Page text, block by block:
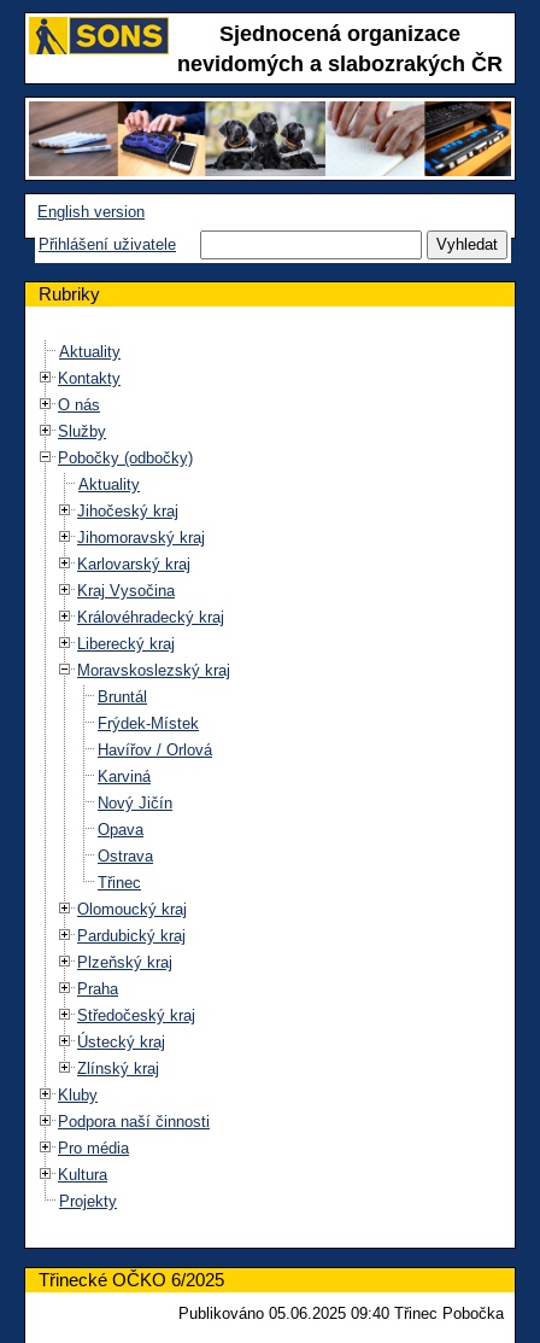
Sjednocená organizace
nevidomých a slabozrakých ČR
English version
Přihlášení uživatele
Rubriky
Aktuality
Kontakty
O nás
Služby
Pobočky (odbočky)
Aktuality
Jihočeský kraj
Jihomoravský kraj
Karlovarský kraj
Kraj Vysočina
Královéhradecký kraj
Liberecký kraj
Moravskoslezský kraj
Bruntál
Frýdek-Místek
Havířov / Orlová
Karviná
Nový Jičín
Opava
Ostrava
Třinec
Olomoucký kraj
Pardubický kraj
Plzeňský kraj
Praha
Středočeský kraj
Ústecký kraj
Zlínský kraj
Kluby
Podpora naší činnosti
Pro média
Kultura
Projekty
Třinecké OČKO 6/2025
Publikováno 05.06.2025 09:40 Třinec Pobočka